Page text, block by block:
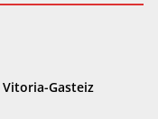
Gasteiz